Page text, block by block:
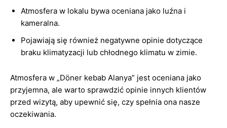
Atmosfera w lokalu bywa oceniana jako luźna i
kameralna.
Pojawiają się również negatywne opinie dotyczące
braku klimatyzacji lub chłodnego klimatu w zimie.
Atmosfera w „Döner kebab Alanya” jest oceniana jako
przyjemna, ale warto sprawdzić opinie innych klientów
przed wizytą, aby upewnić się, czy spełnia ona nasze
oczekiwania.